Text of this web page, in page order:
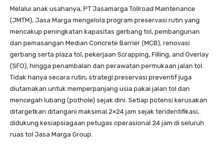
Melalui anak usahanya, PT Jasamarga Tollroad Maintenance
(JMTM), Jasa Marga mengelola program preservasi rutin yang
mencakup peningkatan kapasitas gerbang tol, pembangunan
dan pemasangan Median Concrete Barrier (MCB), renovasi
gerbang serta plaza tol, pekerjaan Scrapping, Filling, and Overlay
(SFO), hingga penambalan dan perawatan permukaan jalan tol.
Tidak hanya secara rutin, strategi preservasi preventif juga
diutamakan untuk memperpanjang usia pakai jalan tol dan
mencegah lubang (pothole) sejak dini. Setiap potensi kerusakan
ditargetkan ditangani maksimal 2×24 jam sejak teridentifikasi,
didukung kesiapsiagaan petugas operasional 24 jam di seluruh
ruas tol Jasa Marga Group.